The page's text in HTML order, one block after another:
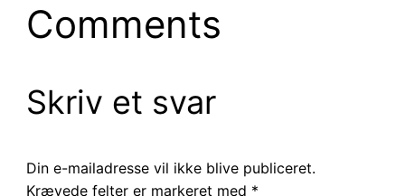
Comments
Skriv et svar
Din e-mailadresse vil ikke blive publiceret.
Krævede felter er markeret med *